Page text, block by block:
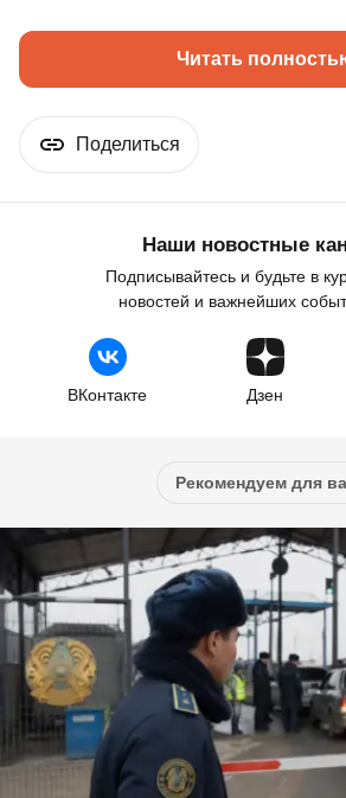
Читать
Поделиться
Наши новостные
Подписывайтесь и будьте в
новостей и важнейших
ВКонтакте Дзен
Рекомендуем для